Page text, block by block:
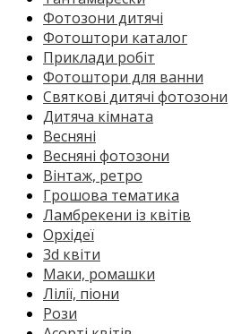
Фотозони дитячі
Фотоштори каталог
Приклади робіт
Фотоштори для ванни
Святкові дитячі фотозони
Дитяча кімната
Весняні
Весняні фотозони
Вінтаж, ретро
Грошова тематика
Ламбрекени із квітів
Орхідеї
3d квіти
Маки, ромашки
Лілії, піони
Рози